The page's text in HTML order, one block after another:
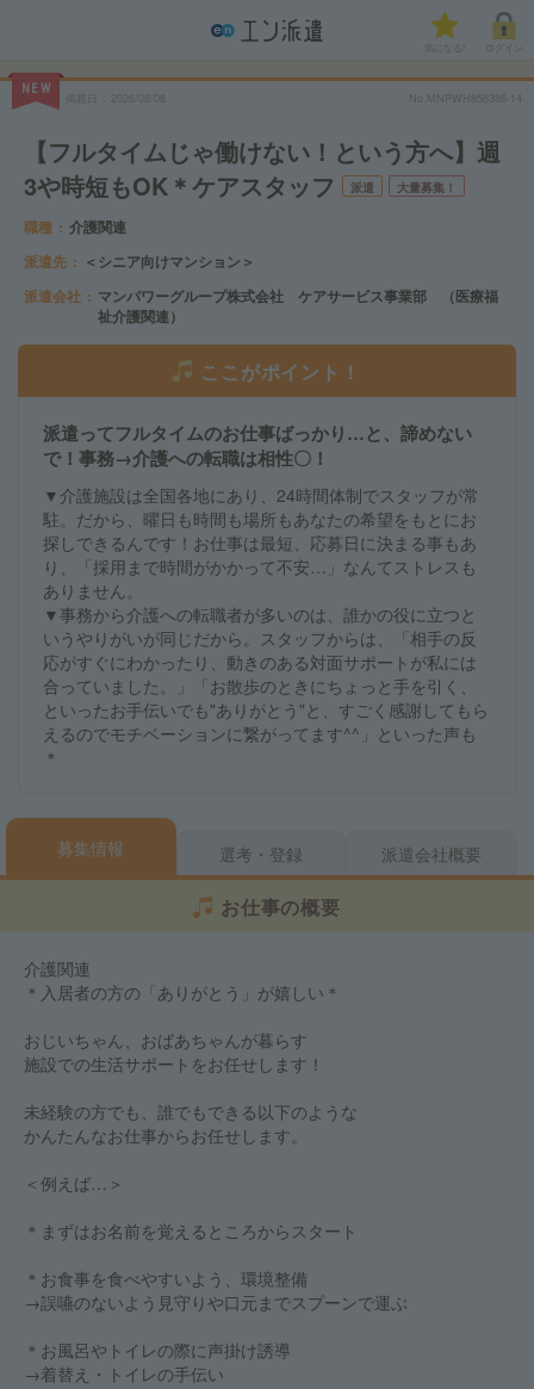
気になる!
NEW
No.MNPWH856386-14
【フルタイムじゃ働けない！という方へ】週
3や時短もOK＊ケアスタッフ
派遣 大量募集！
職種
介護関連
派遣先
＜シニア向けマンション＞
派遣会社
マンパワーグループ株式会社 ケアサービス事業部 （医療福
祉介護関連）
ここがポイント！
派遣ってフルタイムのお仕事ばっかり…と、諦めない
で！事務→介護への転職は相性〇！
▼介護施設は全国各地にあり、24時間体制でスタッフが常
駐。だから、曜日も時間も場所もあなたの希望をもとにお
探しできるんです！お仕事は最短、応募日に決まる事もあ
り、「採用まで時間がかかって不安…」なんてストレスも
ありません。
▼事務から介護への転職者が多いのは、誰かの役に立つと
いうやりがいが同じだから。スタッフからは、「相手の反
応がすぐにわかったり、動きのある対面サポートが私には
合っていました。」「お散歩のときにちょっと手を引く、
といったお手伝いでも"ありがとう"と、すごく感謝してもら
えるのでモチベーションに繋がってます^^」といった声も
＊
募集情報 選考・登録 派遣会社概要
お仕事の概要
介護関連
＊入居者の方の「ありがとう」が嬉しい＊
おじいちゃん、おばあちゃんが暮らす
施設での生活サポートをお任せします！
未経験の方でも、誰でもできる以下のような
かんたんなお仕事からお任せします。
＜例えば…＞
＊まずはお名前を覚えるところからスタート
＊お食事を食べやすいよう、環境整備
→誤嚥のないよう見守りや口元までスプーンで運ぶ
＊お風呂やトイレの際に声掛け誘導
→着替え・トイレの手伝い